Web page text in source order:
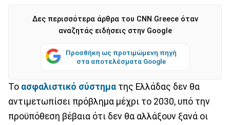
Δες περισσότερα άρθρα του CNN Greece όταν
αναζητάς ειδήσεις στην Google
Προσθήκη ως προτιμώμενη πηγή
στα αποτελέσματα Google
Το ασφαλιστικό σύστημα της Ελλάδας δεν θα
αντιμετωπίσει πρόβλημα μέχρι το 2030, υπό την
προϋπόθεση βέβαια ότι δεν θα αλλάξουν ξανά οι